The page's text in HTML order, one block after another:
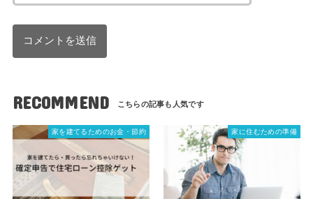
RECOMMEND
家を建てるためのお金・節約 家に住むための準備